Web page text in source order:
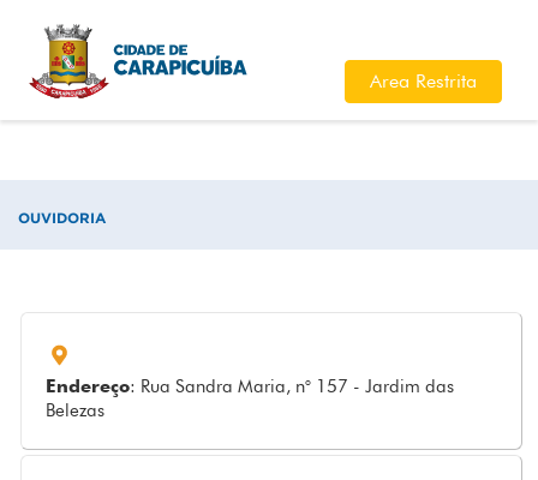
Area Restrita
OUVIDORIA
Endereço: Rua Sandra Maria, n° 157 - Jardim das
Belezas